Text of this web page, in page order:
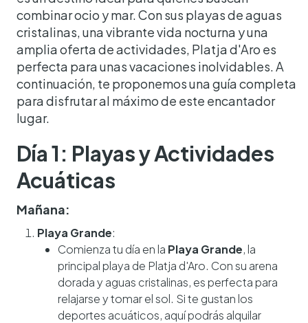
combinar ocio y mar. Con sus playas de aguas
cristalinas, una vibrante vida nocturna y una
amplia oferta de actividades, Platja d'Aro es
perfecta para unas vacaciones inolvidables. A
continuación, te proponemos una guía completa
para disfrutar al máximo de este encantador
lugar.
Día 1: Playas y Actividades
Acuáticas
Mañana:
Playa Grande:
Comienza tu día en la Playa Grande, la
principal playa de Platja d'Aro. Con su arena
dorada y aguas cristalinas, es perfecta para
relajarse y tomar el sol. Si te gustan los
deportes acuáticos, aquí podrás alquilar